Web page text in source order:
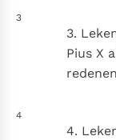
3
3.
Pius X
4
4.